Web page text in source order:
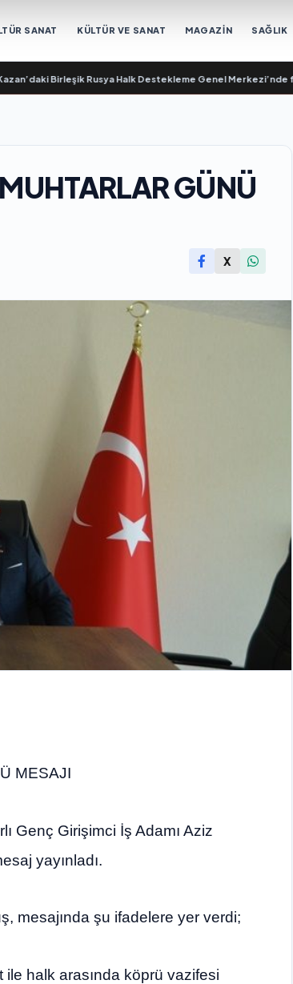
SANAT KÜLTÜR VE SANAT MAGAZİN SAĞLIK
Birleşik Rusya Halk Destekleme Genel Merkezi’nde felsefi
GÜNÜ
X
MESAJI
Genç Girişimci İş Adamı Aziz
yayınladı.
mesajında şu ifadelere yer verdi;
halk arasında köprü vazifesi